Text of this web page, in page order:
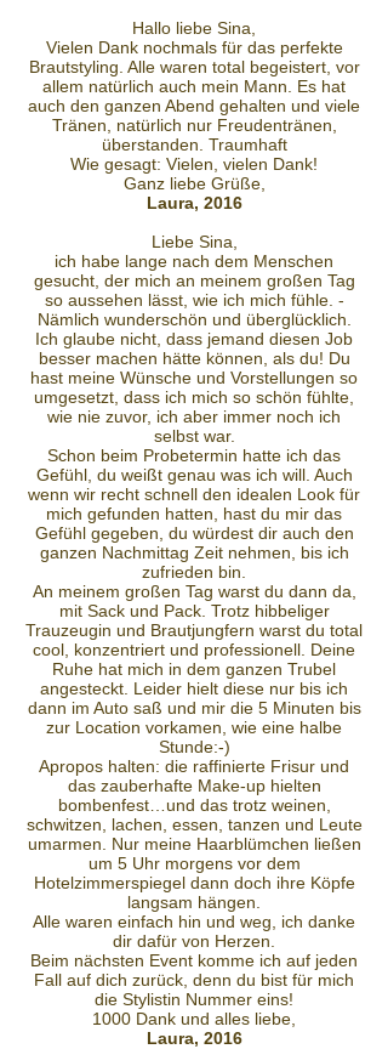
Hallo liebe Sina,
Vielen Dank nochmals für das perfekte
Brautstyling. Alle waren total begeistert, vor
allem natürlich auch mein Mann. Es hat
auch den ganzen Abend gehalten und viele
Tränen, natürlich nur Freudentränen,
überstanden. Traumhaft
Wie gesagt: Vielen, vielen Dank!
Ganz liebe Grüße,
Laura, 2016
Liebe Sina,
ich habe lange nach dem Menschen
gesucht, der mich an meinem großen Tag
so aussehen lässt, wie ich mich fühle. -
Nämlich wunderschön und überglücklich.
Ich glaube nicht, dass jemand diesen Job
besser machen hätte können, als du! Du
hast meine Wünsche und Vorstellungen so
umgesetzt, dass ich mich so schön fühlte,
wie nie zuvor, ich aber immer noch ich
selbst war.
Schon beim Probetermin hatte ich das
Gefühl, du weißt genau was ich will. Auch
wenn wir recht schnell den idealen Look für
mich gefunden hatten, hast du mir das
Gefühl gegeben, du würdest dir auch den
ganzen Nachmittag Zeit nehmen, bis ich
zufrieden bin.
An meinem großen Tag warst du dann da,
mit Sack und Pack. Trotz hibbeliger
Trauzeugin und Brautjungfern warst du total
cool, konzentriert und professionell. Deine
Ruhe hat mich in dem ganzen Trubel
angesteckt. Leider hielt diese nur bis ich
dann im Auto saß und mir die 5 Minuten bis
zur Location vorkamen, wie eine halbe
Stunde:-)
Apropos halten: die raffinierte Frisur und
das zauberhafte Make-up hielten
bombenfest…und das trotz weinen,
schwitzen, lachen, essen, tanzen und Leute
umarmen. Nur meine Haarblümchen ließen
um 5 Uhr morgens vor dem
Hotelzimmerspiegel dann doch ihre Köpfe
langsam hängen.
Alle waren einfach hin und weg, ich danke
dir dafür von Herzen.
Beim nächsten Event komme ich auf jeden
Fall auf dich zurück, denn du bist für mich
die Stylistin Nummer eins!
1000 Dank und alles liebe,
Laura, 2016